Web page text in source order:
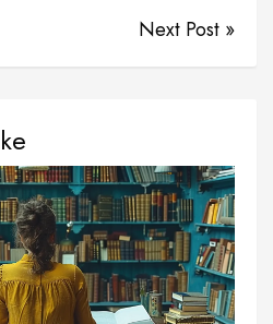
Next Post »